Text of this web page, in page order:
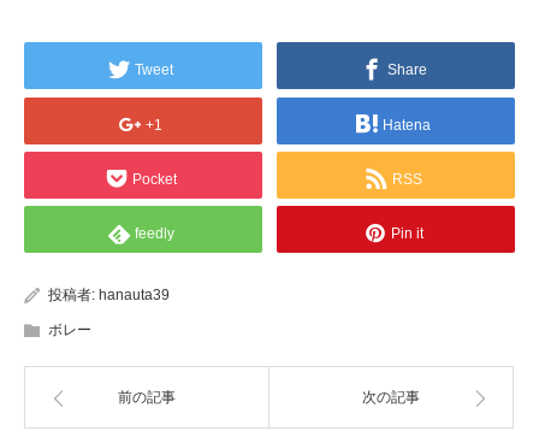
Tweet Share
+1 Hatena
Pocket RSS
feedly Pin it
投稿者: hanauta39
ボレー
前の記事 次の記事